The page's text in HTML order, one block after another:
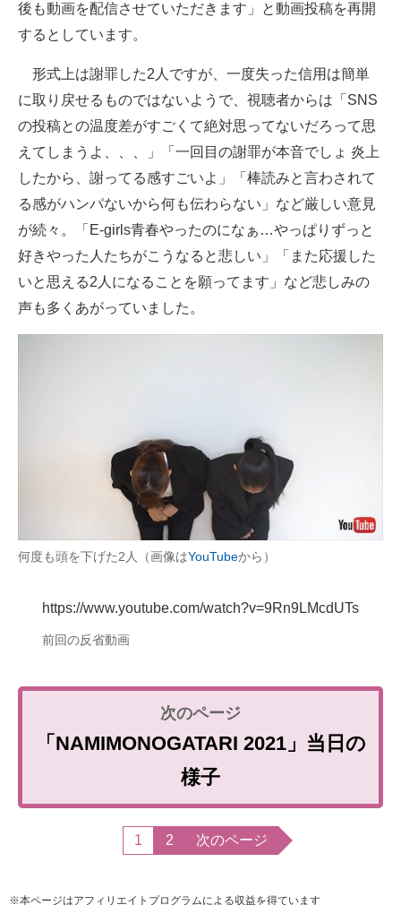
後も動画を配信させていただきます」と動画投稿を再開
するとしています。
形式上は謝罪した2人ですが、一度失った信用は簡単
に取り戻せるものではないようで、視聴者からは「SNS
の投稿との温度差がすごくて絶対思ってないだろって思
えてしまうよ、、、」「一回目の謝罪が本音でしょ 炎上
したから、謝ってる感すごいよ」「棒読みと言わされて
る感がハンパないから何も伝わらない」など厳しい意見
が続々。「E-girls青春やったのになぁ…やっぱりずっと
好きやった人たちがこうなると悲しい」「また応援した
いと思える2人になることを願ってます」など悲しみの
声も多くあがっていました。
何度も頭を下げた2人（画像はYouTubeから）
https://www.youtube.com/watch?v=9Rn9LMcdUTs
前回の反省動画
「NAMIMONOGATARI 2021」当日の
様子
1 2 次のページ
※本ページはアフィリエイトプログラムによる収益を得ています